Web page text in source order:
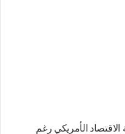
الاقتصاد الأمريكي رغم